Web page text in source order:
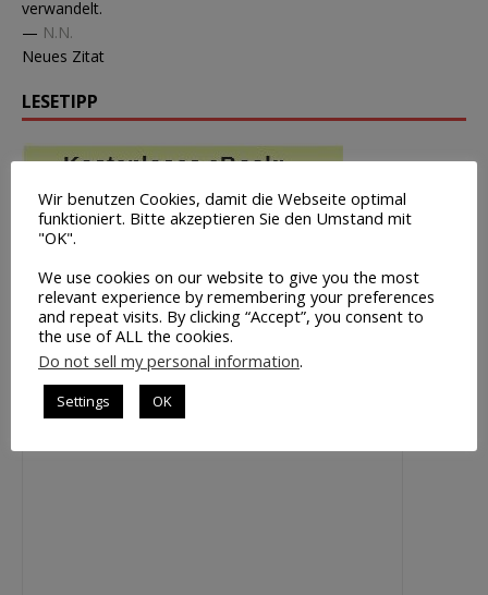
verwandelt.
— N.N.
Neues Zitat
LESETIPP
Wir benutzen Cookies, damit die Webseite optimal
funktioniert. Bitte akzeptieren Sie den Umstand mit
"OK".
We use cookies on our website to give you the most
relevant experience by remembering your preferences
and repeat visits. By clicking “Accept”, you consent to
the use of ALL the cookies.
Do not sell my personal information.
Settings OK